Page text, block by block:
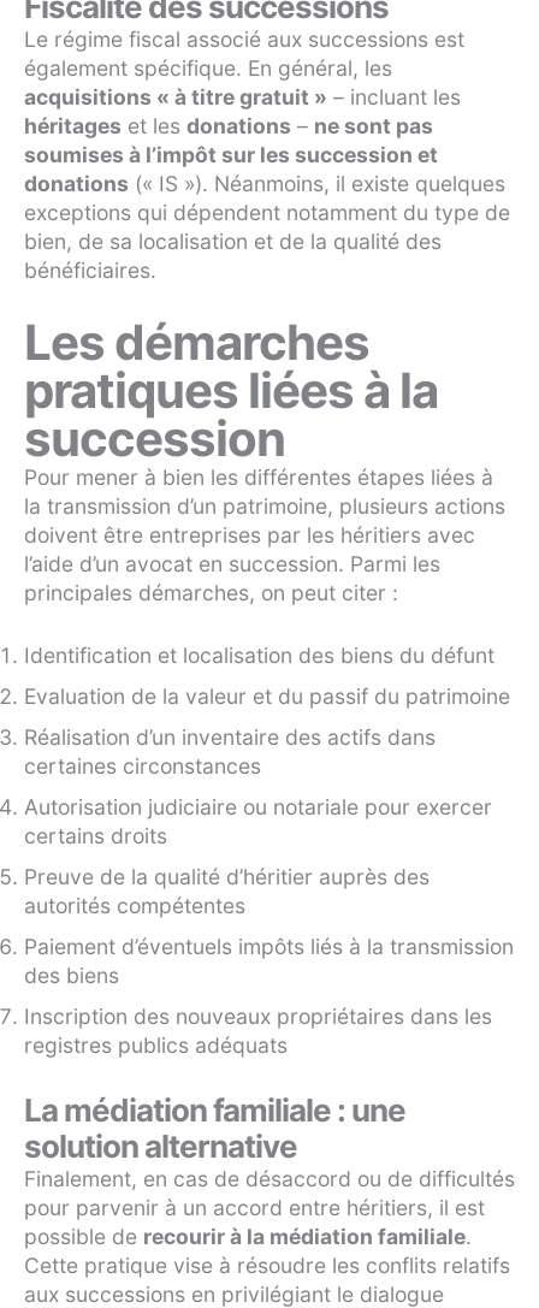
Le régime fiscal associé aux successions est
également spécifique. En général, les
acquisitions « à titre gratuit » – incluant les
héritages et les donations – ne sont pas
soumises à l’impôt sur les succession et
donations (« IS »). Néanmoins, il existe quelques
exceptions qui dépendent notamment du type de
bien, de sa localisation et de la qualité des
bénéficiaires.
Les démarches
pratiques liées à la
succession
Pour mener à bien les différentes étapes liées à
la transmission d’un patrimoine, plusieurs actions
doivent être entreprises par les héritiers avec
l’aide d’un avocat en succession. Parmi les
principales démarches, on peut citer :
Identification et localisation des biens du défunt
Evaluation de la valeur et du passif du patrimoine
Réalisation d’un inventaire des actifs dans
certaines circonstances
Autorisation judiciaire ou notariale pour exercer
certains droits
Preuve de la qualité d’héritier auprès des
autorités compétentes
Paiement d’éventuels impôts liés à la transmission
des biens
Inscription des nouveaux propriétaires dans les
registres publics adéquats
La médiation familiale : une
solution alternative
Finalement, en cas de désaccord ou de difficultés
pour parvenir à un accord entre héritiers, il est
possible de recourir à la médiation familiale.
Cette pratique vise à résoudre les conflits relatifs
aux successions en privilégiant le dialogue